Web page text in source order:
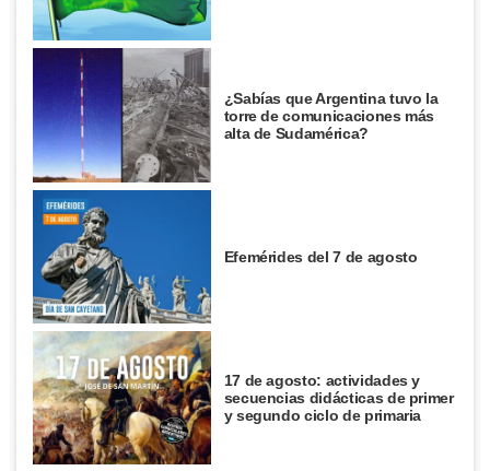
¿Sabías que Argentina tuvo la
torre de comunicaciones más
alta de Sudamérica?
Efemérides del 7 de agosto
17 de agosto: actividades y
secuencias didácticas de primer
y segundo ciclo de primaria